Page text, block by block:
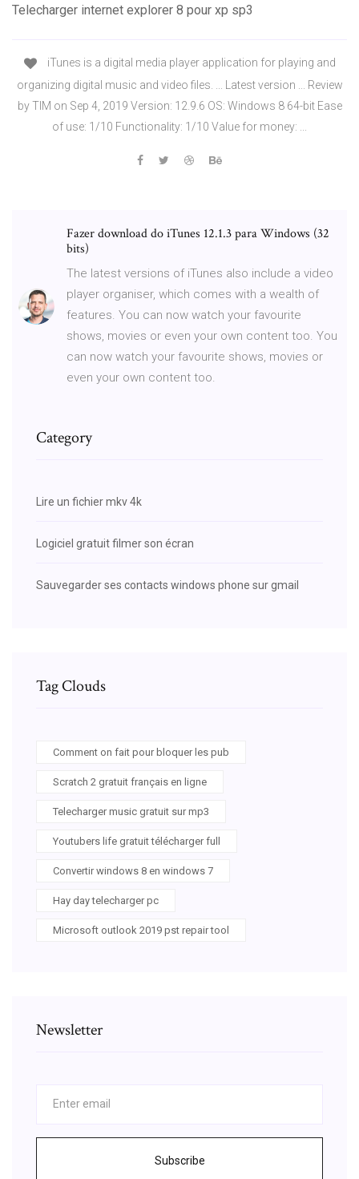
Telecharger internet explorer 8 pour xp sp3
iTunes is a digital media player application for playing and
organizing digital music and video files. ... Latest version ... Review
by TIM on Sep 4, 2019 Version: 12.9.6 OS: Windows 8 64-bit Ease
of use: 1/10 Functionality: 1/10 Value for money: ...
Fazer download do iTunes 12.1.3 para Windows (32
bits)
The latest versions of iTunes also include a video
player organiser, which comes with a wealth of
features. You can now watch your favourite
shows, movies or even your own content too. You
can now watch your favourite shows, movies or
even your own content too.
Category
Lire un fichier mkv 4k
Logiciel gratuit filmer son écran
Sauvegarder ses contacts windows phone sur gmail
Tag Clouds
Comment on fait pour bloquer les pub
Scratch 2 gratuit français en ligne
Telecharger music gratuit sur mp3
Youtubers life gratuit télécharger full
Convertir windows 8 en windows 7
Hay day telecharger pc
Microsoft outlook 2019 pst repair tool
Newsletter
Subscribe